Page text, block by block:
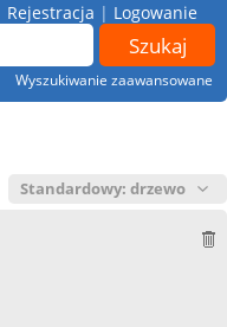
Wyszukiwanie zaawansowane
Rejestracja | Logowanie